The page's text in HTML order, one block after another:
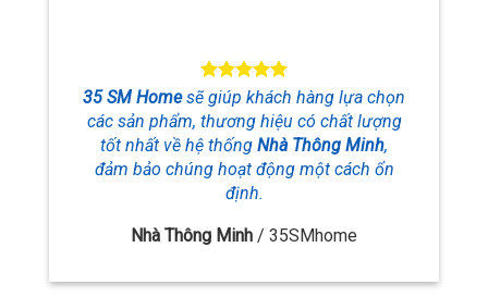
35 SM Homesẽ giúp khách hàng lựa chọn
các sản phẩm, thương hiệu có chất lượng
tốt nhất về hệ thống Nhà Thông Minh,
đảm bảo chúng hoạt động một cách ổn
định.
Nhà Thông Minh / 35SMhome